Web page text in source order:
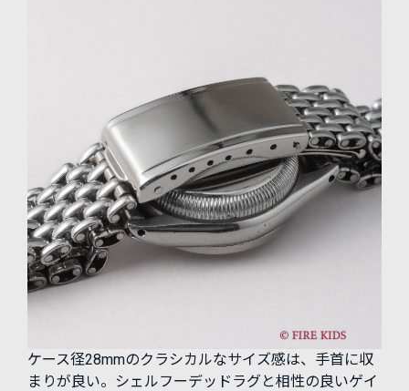
ケース径28mmのクラシカルなサイズ感は、手首に収
まりが良い。シェルフーデッドラグと相性の良いゲイ